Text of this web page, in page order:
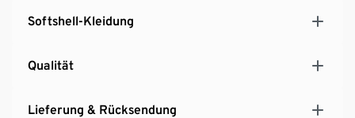
Softshell-Kleidung
Qualität
Lieferung & Rücksendung